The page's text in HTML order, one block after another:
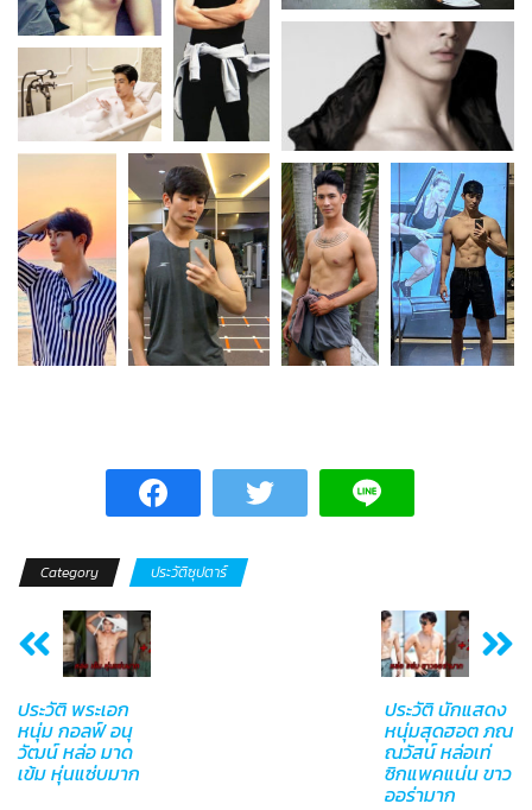
Category ประวัติซุปตาร์
ประวัติ พระเอก
หนุ่ม กอลฟ์ อนุ
วัฒน์ หล่อ มาด
เข้ม หุ่นแซ่บมาก
ประวัติ นักแสดง
หนุ่มสุดฮอต ภณ
ณวัสน์ หล่อเท่
ซิกแพคแน่น ขาว
ออร่ามาก